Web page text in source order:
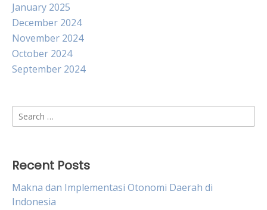
January 2025
December 2024
November 2024
October 2024
September 2024
Search
for:
Recent Posts
Makna dan Implementasi Otonomi Daerah di
Indonesia